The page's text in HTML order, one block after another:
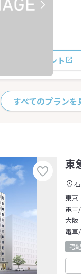
おすすめポイント
すべてのプランを
東
東京
電車
大阪
電車
宅